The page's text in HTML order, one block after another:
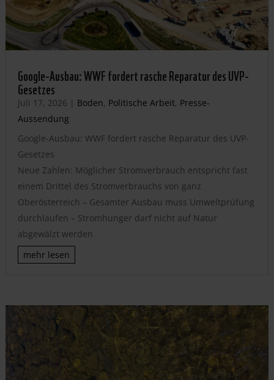
Google-Ausbau: WWF fordert rasche Reparatur des UVP-
Gesetzes
Juli 17, 2026 | Boden, Politische Arbeit, Presse-
Aussendung
Google-Ausbau: WWF fordert rasche Reparatur des UVP-
Gesetzes
Neue Zahlen: Möglicher Stromverbrauch entspricht fast
einem Drittel des Stromverbrauchs von ganz
Oberösterreich – Gesamter Ausbau muss Umweltprüfung
durchlaufen – Stromhunger darf nicht auf Natur
abgewälzt werden
mehr lesen